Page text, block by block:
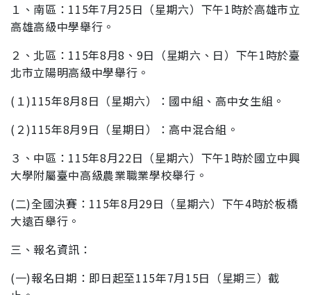
１、南區：115年7月25日（星期六）下午1時於高雄市立
高雄高級中學舉行。
２、北區：115年8月8、9日（星期六、日）下午1時於臺
北市立陽明高級中學舉行。
(１)115年8月8日（星期六）：國中組、高中女生組。
(２)115年8月9日（星期日）：高中混合組。
３、中區：115年8月22日（星期六）下午1時於國立中興
大學附屬臺中高級農業職業學校舉行。
(二)全國決賽：115年8月29日（星期六）下午4時於板橋
大遠百舉行。
三、報名資訊：
(一)報名日期：即日起至115年7月15日（星期三）截